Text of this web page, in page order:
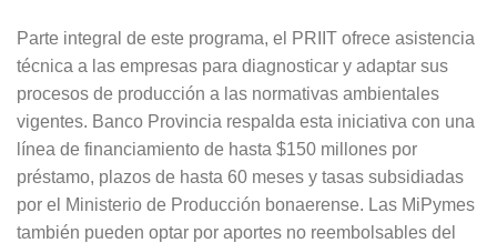
Parte integral de este programa, el PRIIT ofrece asistencia
técnica a las empresas para diagnosticar y adaptar sus
procesos de producción a las normativas ambientales
vigentes. Banco Provincia respalda esta iniciativa con una
línea de financiamiento de hasta $150 millones por
préstamo, plazos de hasta 60 meses y tasas subsidiadas
por el Ministerio de Producción bonaerense. Las MiPymes
también pueden optar por aportes no reembolsables del